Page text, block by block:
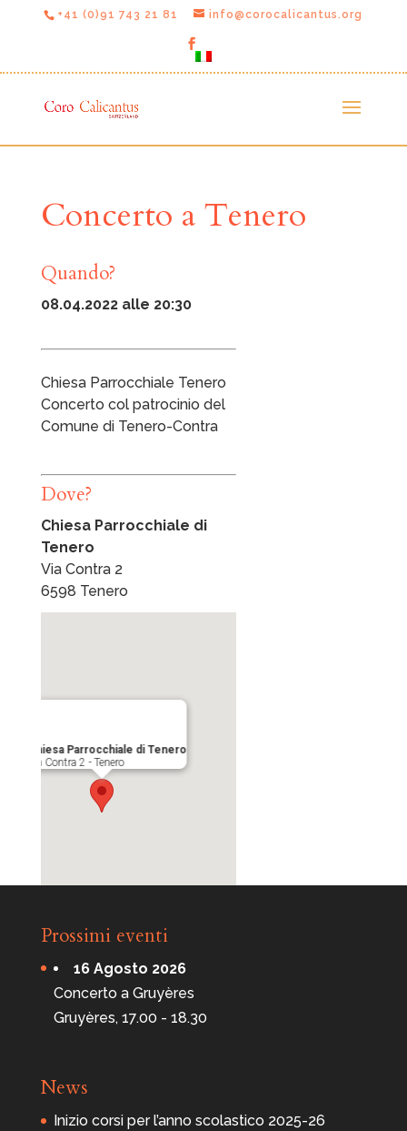
+41 (0)91 743 21 81 info@corocalicantus.org
Concerto a Tenero
Quando?
08.04.2022 alle 20:30
Chiesa Parrocchiale Tenero
Concerto col patrocinio del
Comune di Tenero-Contra
Dove?
Chiesa Parrocchiale di
Tenero
Via Contra 2
6598 Tenero
Chiesa Parrocchiale di Tenero
Via Contra 2 - Tenero
Prossimi eventi
16 Agosto 2026
Concerto a Gruyères
Gruyères, 17.00 - 18.30
News
Inizio corsi per l’anno scolastico 2025-26